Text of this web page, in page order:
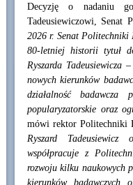
Decyzję o nadaniu
Tadeusiewiczowi, Senat
2026 r. Senat Politechniki
80-letniej historii tytuł
Ryszarda Tadeusiewicza
nowych kierunków
działalność badawcza
popularyzatorskie oraz
mówi rektor Politechniki
Ryszard
współpracuje z
rozwoju kilku naukowych
kierunków badawczych